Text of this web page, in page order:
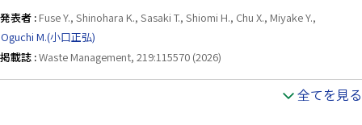
発表者 : Fuse Y., Shinohara K., Sasaki T., Shiomi H., Chu X., Miyake Y.,
Oguchi M.(小口正弘)
掲載誌 :Waste Management, 219:115570 (2026)
全てを見る